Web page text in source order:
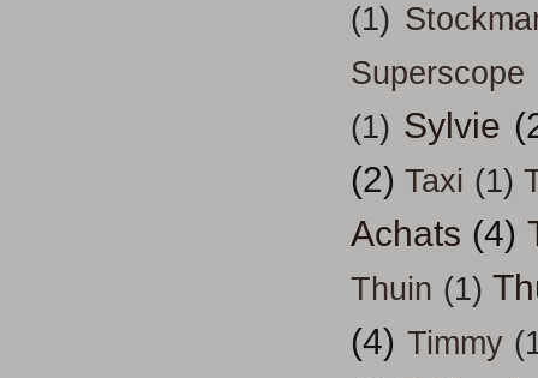
(1)
Superscope
(1) Sylvie
(2) Taxi (1)
Achats (4)
Thuin (1)
(4) Timmy